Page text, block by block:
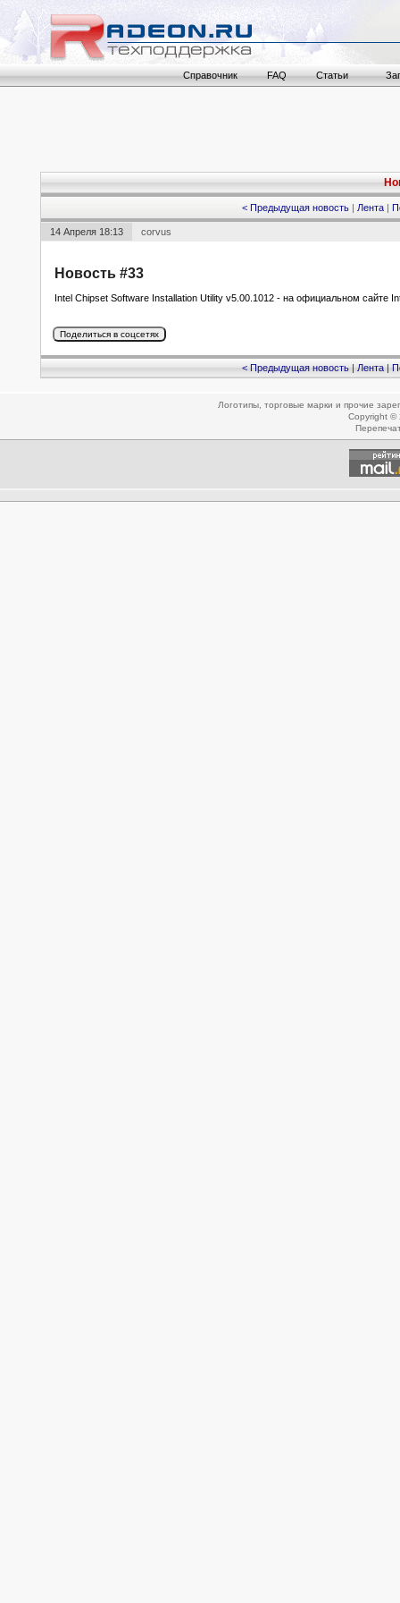
Справочник FAQ Статьи
< Предыдущая новость | Лента |
14 Апреля 18:13 corvus
Новость #33
Intel Chipset Software Installation Utility v5.00.1012 - на официальном сайте
< Предыдущая новость Лента|
Логотипы, торговые марки и прочие
Copyright ©